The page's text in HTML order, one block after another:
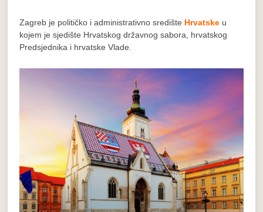
Zagreb je političko i administrativno središte Hrvatske u
kojem je sjedište Hrvatskog državnog sabora, hrvatskog
Predsjednika i hrvatske Vlade.